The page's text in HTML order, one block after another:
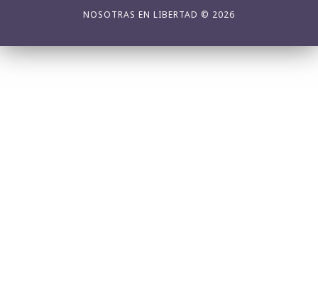
NOSOTRAS EN LIBERTAD © 2026